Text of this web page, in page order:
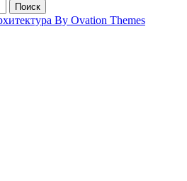
Поиск
By Ovation Themes